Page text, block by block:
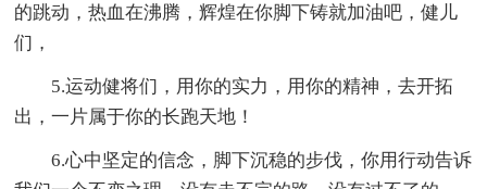
的跳动，热血在沸腾，辉煌在你脚下铸就加油吧，健儿
们，
5.运动健将们，用你的实力，用你的精神，去开拓
出，一片属于你的长跑天地！
6.心中坚定的信念，脚下沉稳的步伐，你用行动告诉